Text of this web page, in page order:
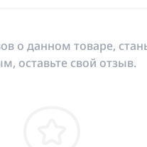
о данном товаре,
оставьте свой отзыв.